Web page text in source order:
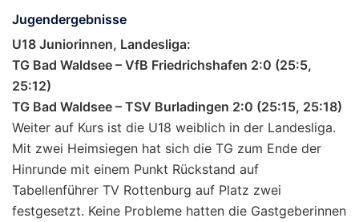
Jugendergebnisse
U18 Juniorinnen, Landesliga:
TG Bad Waldsee – VfB Friedrichshafen 2:0 (25:5,
25:12)
TG Bad Waldsee – TSV Burladingen 2:0 (25:15, 25:18)
Weiter auf Kurs ist die U18 weiblich in der Landesliga.
Mit zwei Heimsiegen hat sich die TG zum Ende der
Hinrunde mit einem Punkt Rückstand auf
Tabellenführer TV Rottenburg auf Platz zwei
festgesetzt. Keine Probleme hatten die Gastgeberinnen